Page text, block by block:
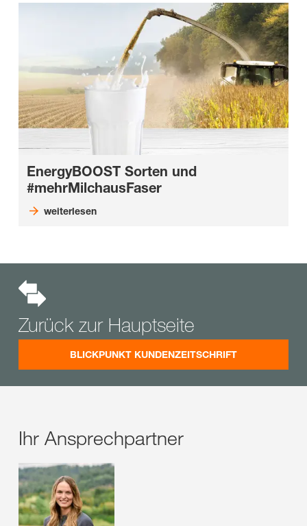
EnergyBOOST Sorten und
#mehrMilchausFaser
weiterlesen
Zurück zur Hauptseite
BLICKPUNKT KUNDENZEITSCHRIFT
Ihr Ansprechpartner